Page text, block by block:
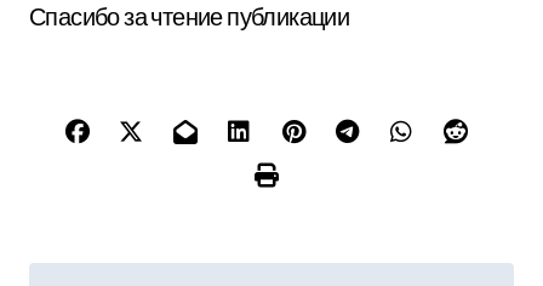
Спасибо за чтение публикации